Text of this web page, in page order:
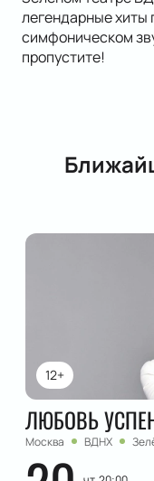
легендарные хиты
симфоническом
пропустите!
12+
ЛЮБОВЬ
Москва ВДНХ